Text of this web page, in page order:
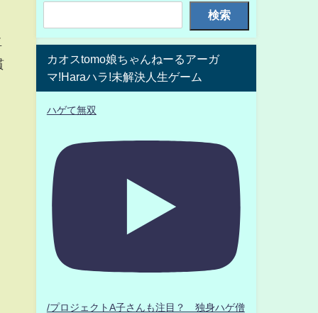
検索
カオスtomo娘ちゃんねーるアーガ
マ!Haraハラ!未解決人生ゲーム
ハゲて無双
/プロジェクトA子さんも注目？ 独身ハゲ僧